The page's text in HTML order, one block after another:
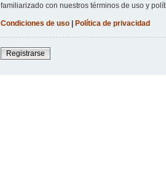
familiarizado con nuestros términos de uso y
Condiciones de uso| Política de privacidad
Registrarse